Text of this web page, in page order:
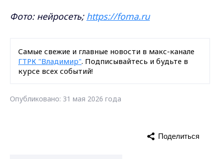
Фото: нейросеть; https://foma.ru
Самые свежие и главные новости в макс-канале
ГТРК "Владимир". Подписывайтесь и будьте в
курсе всех событий!
Опубликовано: 31 мая 2026 года
Поделиться